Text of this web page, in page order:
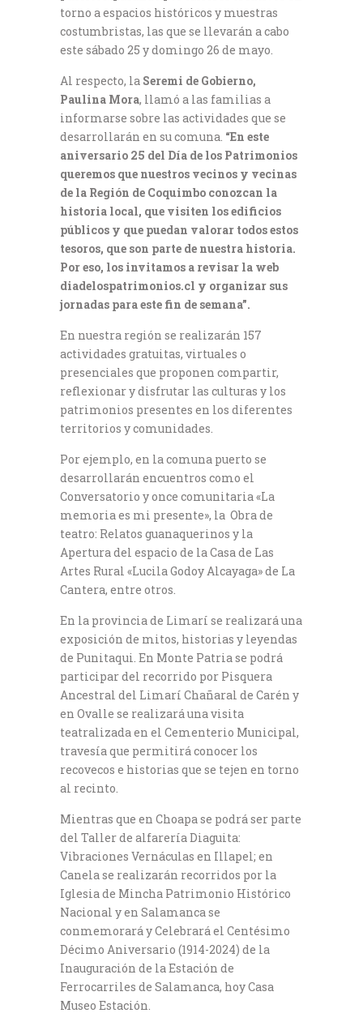
torno a espacios históricos y muestras
costumbristas, las que se llevarán a cabo
este sábado 25 y domingo 26 de mayo.
Al respecto, la Seremi de Gobierno,
Paulina Mora, llamó a las familias a
informarse sobre las actividades que se
desarrollarán en su comuna. “En este
aniversario 25 del Día de los Patrimonios
queremos que nuestros vecinos y vecinas
de la Región de Coquimbo conozcan la
historia local, que visiten los edificios
públicos y que puedan valorar todos estos
tesoros, que son parte de nuestra historia.
Por eso, los invitamos a revisar la web
diadelospatrimonios.cl y organizar sus
jornadas para este fin de semana”.
En nuestra región se realizarán 157
actividades gratuitas, virtuales o
presenciales que proponen compartir,
reflexionar y disfrutar las culturas y los
patrimonios presentes en los diferentes
territorios y comunidades.
Por ejemplo, en la comuna puerto se
desarrollarán encuentros como el
Conversatorio y once comunitaria «La
memoria es mi presente», la Obra de
teatro: Relatos guanaquerinos y la
Apertura del espacio de la Casa de Las
Artes Rural «Lucila Godoy Alcayaga» de La
Cantera, entre otros.
En la provincia de Limarí se realizará una
exposición de mitos, historias y leyendas
de Punitaqui. En Monte Patria se podrá
participar del recorrido por Pisquera
Ancestral del Limarí Chañaral de Carén y
en Ovalle se realizará una visita
teatralizada en el Cementerio Municipal,
travesía que permitirá conocer los
recovecos e historias que se tejen en torno
al recinto.
Mientras que en Choapa se podrá ser parte
del Taller de alfarería Diaguita:
Vibraciones Vernáculas en Illapel; en
Canela se realizarán recorridos por la
Iglesia de Mincha Patrimonio Histórico
Nacional y en Salamanca se
conmemorará y Celebrará el Centésimo
Décimo Aniversario (1914-2024) de la
Inauguración de la Estación de
Ferrocarriles de Salamanca, hoy Casa
Museo Estación.